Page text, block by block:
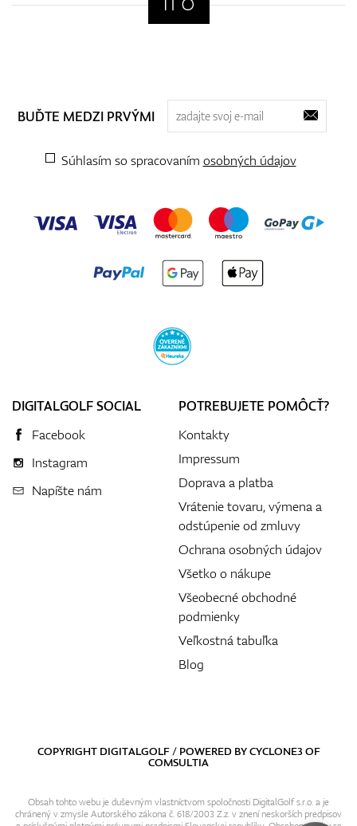
BUĎTE MEDZI PRVÝMI
Súhlasím so spracovaním osobných údajov
DIGITALGOLF SOCIAL
Facebook
Instagram
Napíšte nám
POTREBUJETE POMÔCŤ?
Kontakty
Impressum
Doprava a platba
Vrátenie tovaru, výmena a
odstúpenie od zmluvy
Ochrana osobných údajov
Všetko o nákupe
Všeobecné obchodné
podmienky
Veľkostná tabuľka
Blog
COPYRIGHT DIGITALGOLF / POWERED BYCYCLONE3OF
COMSULTIA
Obsah tohto webu je duševným vlastníctvom spoločnosti DigitalGolf s.r.o. a je
chránený v zmysle Autorského zákona č. 618/2003 Z.z. v znení neskorších predpisov